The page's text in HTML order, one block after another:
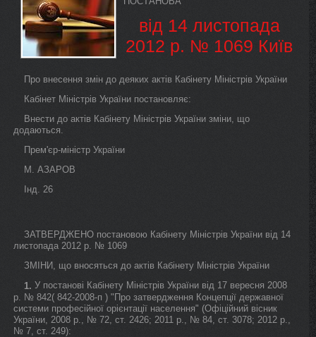
від 14 листопада
2012 р. № 1069 Київ
Про внесення змін до деяких актів Кабінету Міністрів України
Кабінет Міністрів України постановляє:
Внести до актів Кабінету Міністрів України зміни, що
додаються.
Прем'єр-міністр України
М. АЗАРОВ
Інд. 26
ЗАТВЕРДЖЕНО постановою Кабінету Міністрів України від 14
листопада 2012 р. № 1069
ЗМІНИ, що вносяться до актів Кабінету Міністрів України
1. У постанові Кабінету Міністрів України від 17 вересня 2008
р. № 842( 842-2008-п ) "Про затвердження Концепції державної
системи професійної орієнтації населення" (Офіційний вісник
України, 2008 р., № 72, ст. 2426; 2011 р., № 84, ст. 3078; 2012 р.,
№ 7, ст. 249):